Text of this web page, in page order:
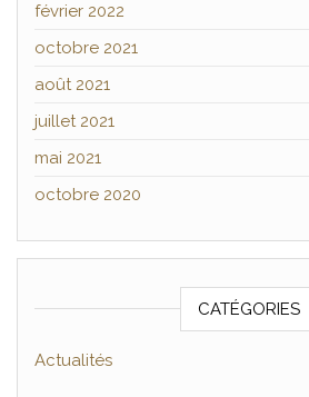
février 2022
octobre 2021
août 2021
juillet 2021
mai 2021
octobre 2020
CATÉGORIES
Actualités